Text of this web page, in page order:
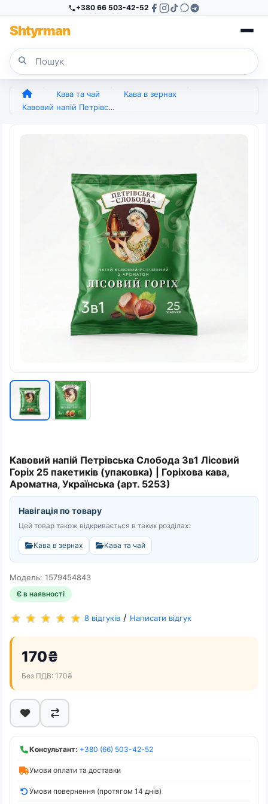
+380 66 503-42-52
Shtyrman
Кава та чай
Кава в зернах
Кавовий напій Петрівська Слобода 3в1 Лісовий Горіх 25 пакетиків (упаковка) | Горіхова кава, Ароматна, Українська (арт. 5253)
Кавовий напій Петрівська Слобода 3в1 Лісовий
Горіх 25 пакетиків (упаковка) | Горіхова кава,
Ароматна, Українська (арт. 5253)
Навігація по товару
Цей товар також відкривається в таких розділах:
Кава в зернах Кава та чай
Модель: 1579454843
Є в наявності
8 відгуків / Написати відгук
170₴
Без ПДВ: 170₴
Консультант: +380 (66) 503-42-52
Умови оплати та доставки
Умови повернення (протягом 14 днів)